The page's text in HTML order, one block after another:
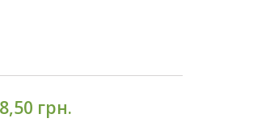
грн.